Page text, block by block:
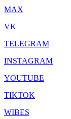
MAX
VK
TELEGRAM
INSTAGRAM
YOUTUBE
TIKTOK
WIBES